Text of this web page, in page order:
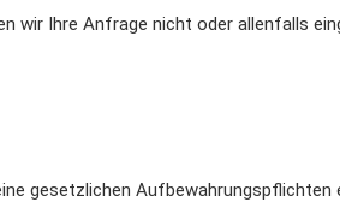
wir Ihre Anfrage nicht oder allenfalls
gesetzlichen Aufbewahrungspflichten